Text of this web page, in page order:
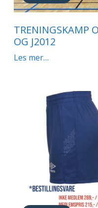
TRENINGSKAMP
OG J2012
Les mer…